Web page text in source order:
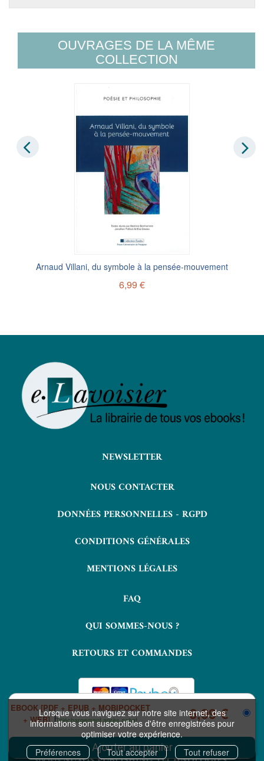
Lorsque vous naviguez sur notre site internet, des
informations sont susceptibles d'être enregistrées pour
optimiser votre expérience.
Préférences
Tout accepter Tout refuser
EBOOK [PDF + EPUB + MOBIPOCKET
+ WEB] Téléchargement après achat 6,99 €
OUVRAGES DE LA MÊME
COLLECTION
Arnaud Villani, du symbole à la pensée-mouvement
6,99 €
NEWSLETTER
NOUS CONTACTER
DONNÉES PERSONNELLES - RGPD
CONDITIONS GÉNÉRALES
MENTIONS LÉGALES
FAQ
QUI SOMMES-NOUS ?
RETOURS ET COMMANDES
COPYRIGHT © 2026 LAVOISIER ET NUXOS PUBLISHING TECHNOLOGIES.
IZIBOOK®ETIZIBOOKS®SONT DES MARQUES DÉPOSÉES DE LA